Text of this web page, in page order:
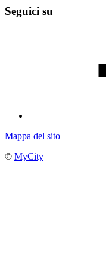
Seguici su
Mappa del sito
© MyCity